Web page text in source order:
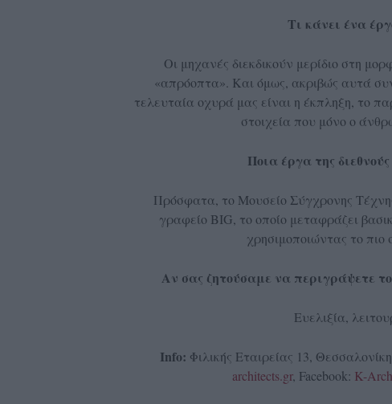
Τι κάνει ένα
Οι μηχανές διεκδικούν μερίδιο στη
«απρόοπτα». Και όμως, ακριβώς αυτά
τελευταία οχυρά μας είναι η έκπληξη, το
στοιχεία που μόνο ο
Ποια έργα της
Πρόσφατα, το Μουσείο Σύγχρονης
γραφείο BIG, το οποίο μεταφράζει
χρησιμοποιώντας το πιο
Αν σας ζητούσαμε να περιγράψετε
Ευελιξία,
Info: Φιλικής Εταιρείας 13,
architects.gr, Facebook: K-